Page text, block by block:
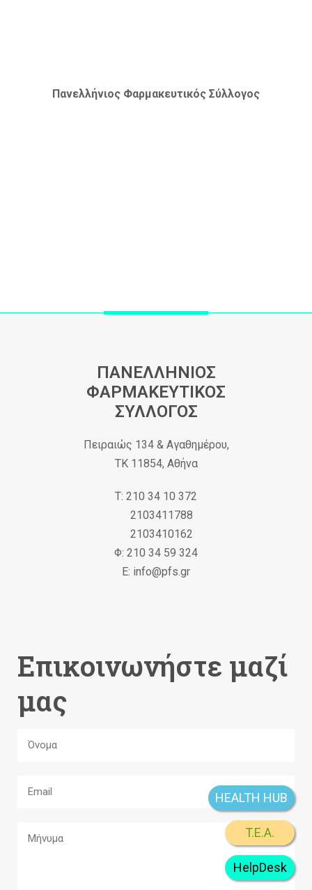
Πανελλήνιος Φαρμακευτικός Σύλλογος
ΠΑΝΕΛΛΗΝΙΟΣ
ΦΑΡΜΑΚΕΥΤΙΚΟΣ
ΣΥΛΛΟΓΟΣ
Πειραιώς 134 & Αγαθημέρου,
ΤΚ 11854, Αθήνα
Τ: 210 34 10 372
2103411788
2103410162
Φ: 210 34 59 324
Ε: info@pfs.gr
Επικοινωνήστε μαζί
μας
HelpDesk
T.E.A.
HEALTH HUB